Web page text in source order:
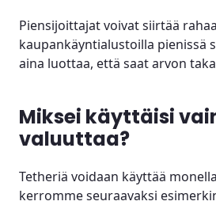
Piensijoittajat voivat siirtää rahaa
kaupankäyntialustoilla pienissä
aina luottaa, että saat arvon
Miksei käyttäisi
valuuttaa?
Tetheriä voidaan käyttää
kerromme seuraavaksi